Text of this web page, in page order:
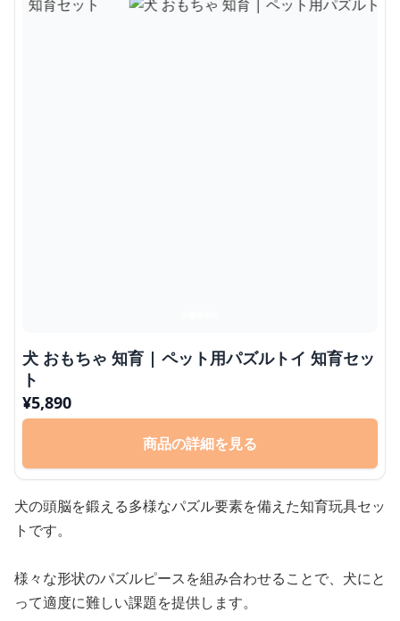
犬 おもちゃ 知育 | ペット用パズルトイ 知育セッ
ト
¥5,890
商品の詳細を見る
犬の頭脳を鍛える多様なパズル要素を備えた知育玩具セッ
トです。
様々な形状のパズルピースを組み合わせることで、犬にと
って適度に難しい課題を提供します。